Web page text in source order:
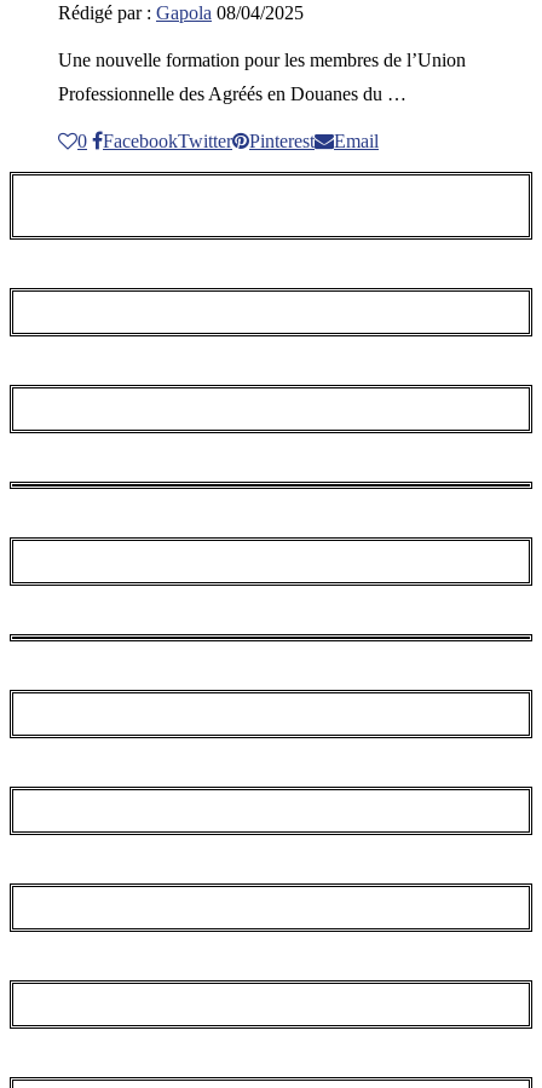
Rédigé par : Gapola 08/04/2025
Une nouvelle formation pour les membres de l’Union
Professionnelle des Agréés en Douanes du …
0 FacebookTwitter Pinterest Email